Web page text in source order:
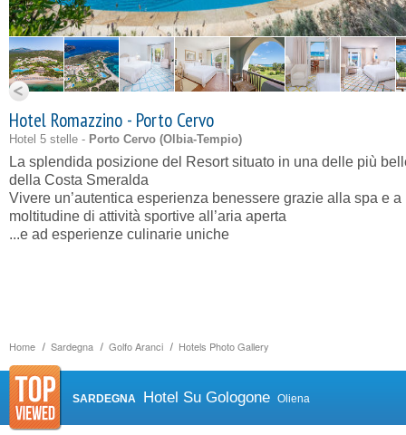
Home Sardegna Golfo Aranci Hotels Photo Gallery
Hotel Romazzino - Porto Cervo
Hotel 5 stelle - Porto Cervo (Olbia-Tempio)
La splendida posizione del Resort situato in una delle più
della Costa Smeralda
Vivere un’autentica esperienza benessere grazie alla spa e a
moltitudine di attività sportive all’aria aperta
...e ad esperienze culinarie uniche
SARDEGNA Hotel Su Gologone Oliena